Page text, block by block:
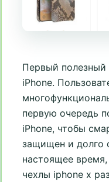
Первый полезный
iPhone.
первую очередь
iPhone, чтобы
защищен и долго
настоящее
чехлы iphone x